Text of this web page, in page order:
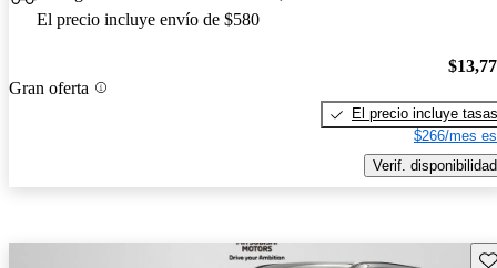
El precio incluye envío de $580
Gran oferta
El precio incluye tasas
$266/mes
Verif. disponibilidad